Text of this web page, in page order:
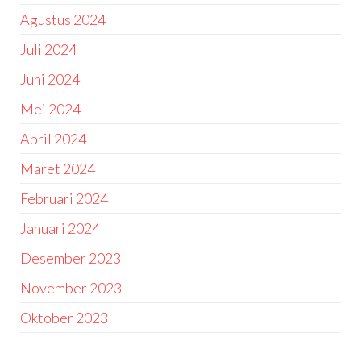
Agustus 2024
Juli 2024
Juni 2024
Mei 2024
April 2024
Maret 2024
Februari 2024
Januari 2024
Desember 2023
November 2023
Oktober 2023